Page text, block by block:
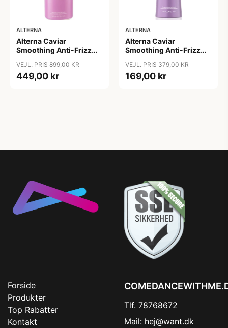
ALTERNA
Alterna Caviar
Smoothing Anti-Frizz
VEJL. PRIS 899,00 KR
449,00 kr
ALTERNA
Alterna Caviar
Smoothing Anti-Frizz
VEJL. PRIS 379,00 KR
169,00 kr
Forside
Produkter
Top Rabatter
Kontakt
Tlf. 78768672
Mail: hej@want.dk